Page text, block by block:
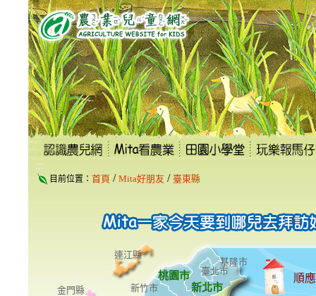
跳
到
主
要
內
容
區
塊
:::
目前位置： 首頁 / Mita好朋友 / 臺東縣
連江縣
金門縣
基隆市
臺北市
桃園市
新北市
新竹市
順